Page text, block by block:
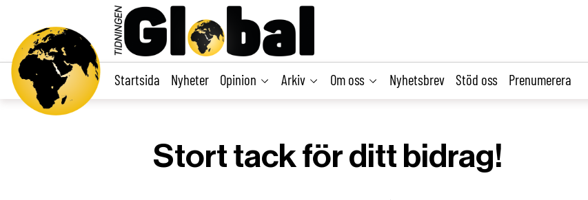
Startsida Nyheter Opinion Arkiv Om oss Nyhetsbrev Stöd oss Prenumerera
Stort tack för ditt bidrag!